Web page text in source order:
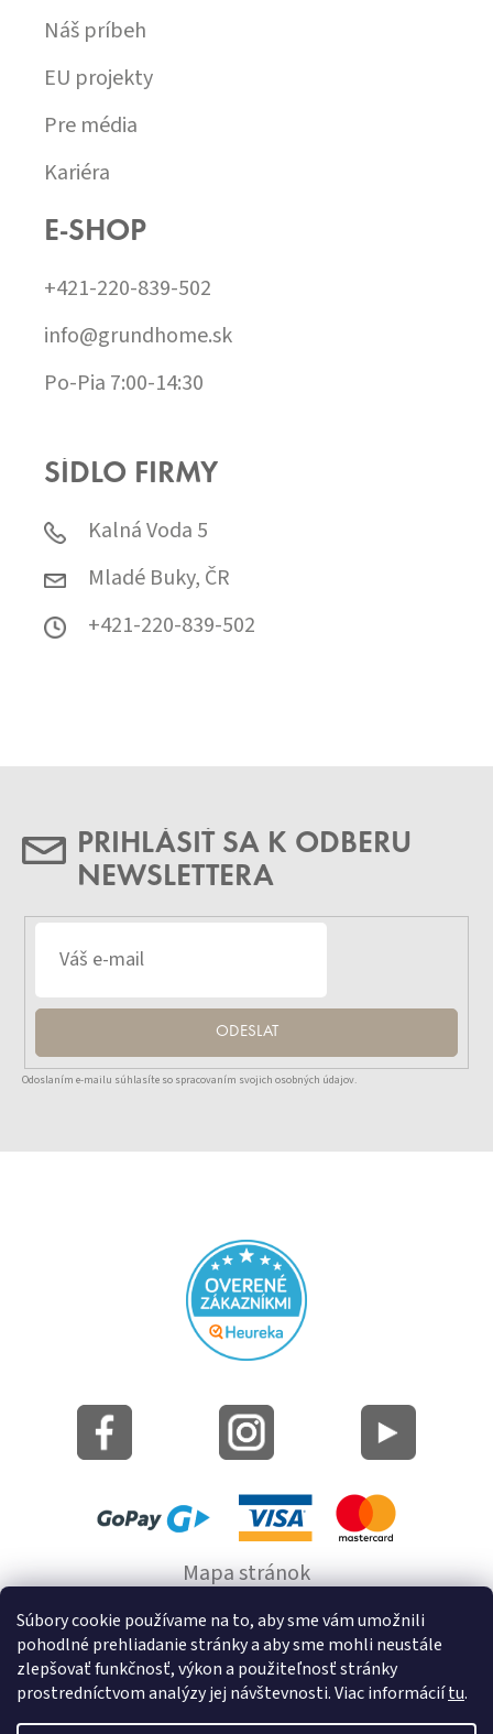
Súbory cookie používame na to, aby sme vám umožnili
pohodlné prehliadanie stránky a aby sme mohli neustále
zlepšovať funkčnosť, výkon a použiteľnosť stránky
prostredníctvom analýzy jej návštevnosti. Viac informáciítu.
Náš príbeh
EU projekty
Pre média
Kariéra
E-SHOP
+421-220-839-502
info@grundhome.sk
Po-Pia 7:00-14:30
SÍDLO FIRMY
Kalná Voda 5
Mladé Buky, ČR
+421-220-839-502
PRIHLÁSIŤ SA K ODBERU
NEWSLETTERA
ODESLAT
Odoslaním e-mailu súhlasíte so spracovaním svojich osobných údajov.
Mapa stránok
Informácie o cookie
© 2022 GRUND a.s.